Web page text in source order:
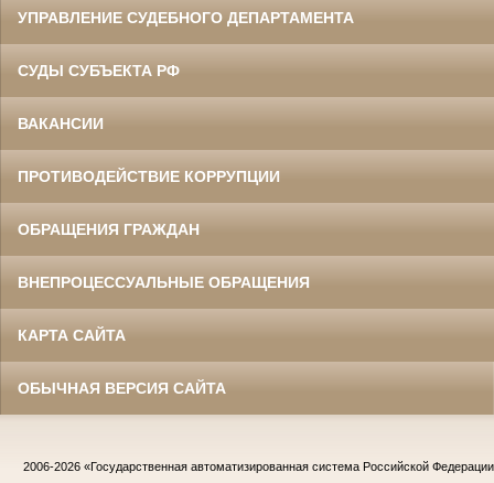
УПРАВЛЕНИЕ СУДЕБНОГО ДЕПАРТАМЕНТА
СУДЫ СУБЪЕКТА РФ
ВАКАНСИИ
ПРОТИВОДЕЙСТВИЕ КОРРУПЦИИ
ОБРАЩЕНИЯ ГРАЖДАН
ВНЕПРОЦЕССУАЛЬНЫЕ ОБРАЩЕНИЯ
КАРТА САЙТА
ОБЫЧНАЯ ВЕРСИЯ САЙТА
2006-2026 «Государственная автоматизированная система Российской